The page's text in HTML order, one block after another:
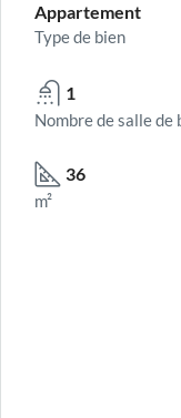
Appartement
Type de bien
1
Nombre de salle de
36
m²